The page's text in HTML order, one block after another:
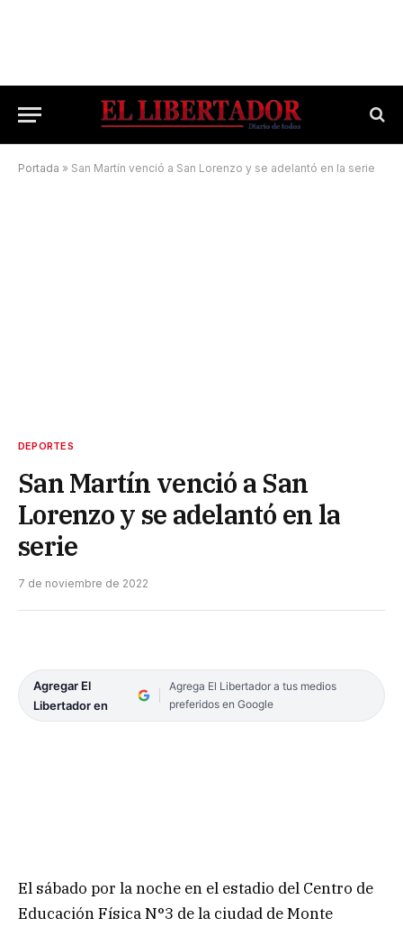
Portada » San Martín venció a San Lorenzo y se adelantó en la serie
DEPORTES
San Martín venció a San
Lorenzo y se adelantó en la
serie
7 de noviembre de 2022
Agregar El
Libertador en
Agrega El Libertador a tus medios
preferidos en Google
El sábado por la noche en el estadio del Centro de
Educación Física N°3 de la ciudad de Monte